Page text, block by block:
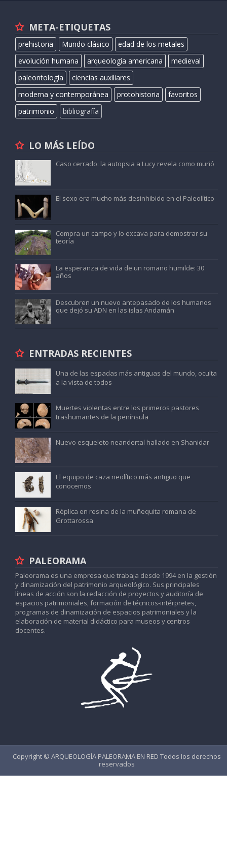
META-ETIQUETAS
prehistoria Mundo clásico
edad de los metales
evolución humana
arqueología americana
medieval
paleontología
ciencias auxiliares
moderna y contemporánea
protohistoria
favoritos
patrimonio
bibliografía
LO MÁS LEÍDO
Caso cerrado: la autopsia a Lucy revela como murió
El sexo era mucho más desinhibido en el Paleolítico
Compra un campo y lo excava para demostrar su
teoría
La esperanza de vida de un romano humilde: 30
años
Descubren un nuevo antepasado de los humanos
que dejó su ADN en las islas Andamán
ENTRADAS RECIENTES
Una de las espadas más antiguas del mundo, oculta
a la vista de todos
Muertes violentas entre los primeros pastores
trashumantes de la península
Nuevo esqueleto neandertal hallado en Shanidar
El equipo de caza neolítico más antiguo que
conocemos
Réplica en resina de la muñequita romana de
Grottarossa
PALEORAMA
Paleorama es una empresa que trabaja desde 1994 en la gestión
y dinamización del patrimonio arqueológico. Sus principales
líneas de acción son la redacción de proyectos y auditoría de
espacios patrimoniales, formación de técnicos-intérpretes,
programas de dinamización de espacios patrimoniales y la
elaboración de material didáctico para museos y centros
docentes.
Copyright © ARQUEOLOGÍA PALEORAMA EN RED Todos los derechos
reservados